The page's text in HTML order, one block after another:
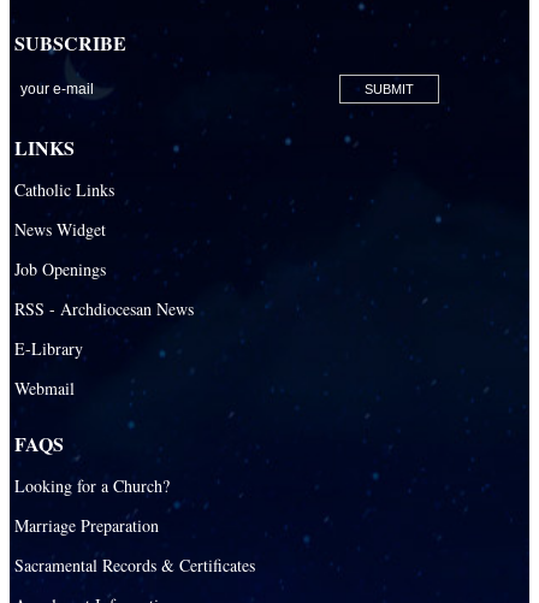
SUBSCRIBE
LINKS
Catholic Links
News Widget
Job Openings
RSS - Archdiocesan News
E-Library
Webmail
FAQS
Looking for a Church?
Marriage Preparation
Sacramental Records & Certificates